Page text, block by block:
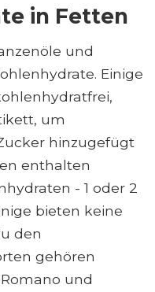
in Fetten
und
Einige
um
hinzugefügt
enthalten
- 1 oder 2
bieten keine
den
gehören
und